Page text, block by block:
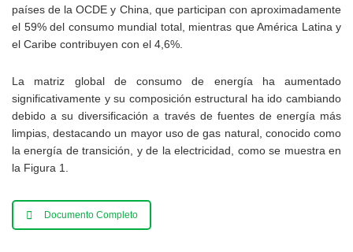
Secretario Ejecutivo de Olade, Alfonso Blanco
Invitación VI Semana de la Energia -
Secretario Ejecutivo de Olade Alfonso Blanco
Bonilla.
00:02:01
Disertante Principal de la VI Semana de la
países de la OCDE y China, que participan con aproximadamente
el 59% del consumo mundial total, mientras que América Latina y
el Caribe contribuyen con el 4,6%.
La matriz global de consumo de energía ha aumentado
significativamente y su composición estructural ha ido cambiando
debido a su diversificación a través de fuentes de energía más
limpias, destacando un mayor uso de gas natural, conocido como
la energía de transición, y de la electricidad, como se muestra en
la Figura 1.
Documento Completo